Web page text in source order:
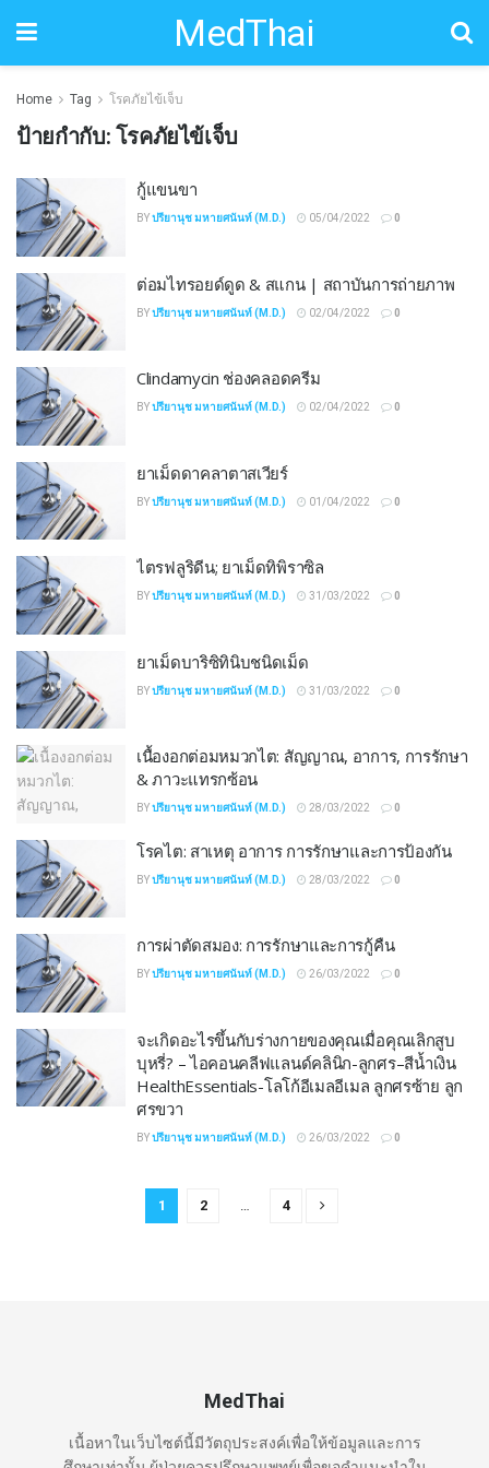
MedThai
Home Tag โรคภัยไข้เจ็บ
ป้ายกำกับ: โรคภัยไข้เจ็บ
กู้แขนขา
BYปรียานุช มหายศนันท์ (M.D.) 05/04/2022 0
ต่อมไทรอยด์ดูด & สแกน | สถาบันการถ่ายภาพ
BYปรียานุช มหายศนันท์ (M.D.) 02/04/2022 0
Clindamycin ช่องคลอดครีม
BYปรียานุช มหายศนันท์ (M.D.) 02/04/2022 0
ยาเม็ดดาคลาตาสเวียร์
BYปรียานุช มหายศนันท์ (M.D.) 01/04/2022 0
ไตรฟลูริดีน; ยาเม็ดทิพิราซิล
BYปรียานุช มหายศนันท์ (M.D.) 31/03/2022 0
ยาเม็ดบาริซิทินิบชนิดเม็ด
BYปรียานุช มหายศนันท์ (M.D.) 31/03/2022 0
เนื้องอกต่อมหมวกไต: สัญญาณ, อาการ, การรักษา
& ภาวะแทรกซ้อน
BYปรียานุช มหายศนันท์ (M.D.) 28/03/2022 0
โรคไต: สาเหตุ อาการ การรักษาและการป้องกัน
BYปรียานุช มหายศนันท์ (M.D.) 28/03/2022 0
การผ่าตัดสมอง: การรักษาและการกู้คืน
BYปรียานุช มหายศนันท์ (M.D.) 26/03/2022 0
จะเกิดอะไรขึ้นกับร่างกายของคุณเมื่อคุณเลิกสูบ
บุหรี่? – ไอคอนคลีฟแลนด์คลินิก-ลูกศร–สีน้ำเงิน
HealthEssentials-โลโก้อีเมลอีเมล ลูกศรซ้าย ลูก
ศรขวา
BYปรียานุช มหายศนันท์ (M.D.) 26/03/2022 0
1 2 4
MedThai
เนื้อหาในเว็บไซต์นี้มีวัตถุประสงค์เพื่อให้ข้อมูลและการ